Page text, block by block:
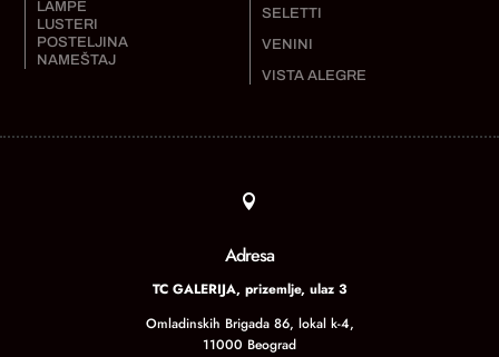
LAMPE
LUSTERI
POSTELJINA
NAMEŠTAJ
SELETTI
VENINI
VISTA ALEGRE

Adresa
TC GALERIJA, prizemlje, ulaz 3
Omladinskih Brigada 86, lokal k-4,
11000 Beograd